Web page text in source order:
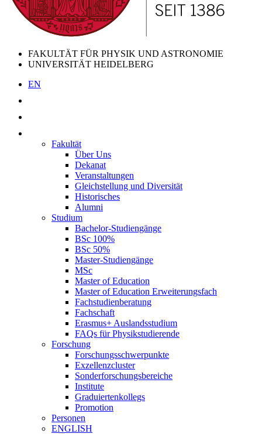
FAKULTÄT FÜR PHYSIK UND ASTRONOMIE
UNIVERSITÄT HEIDELBERG
EN
Fakultät
Über Uns
Dekanat
Veranstaltungen
Gleichstellung und Diversität
Historisches
Alumni
Studium
Bachelor-Studiengänge
BSc 100%
BSc 50%
Master-Studiengänge
MSc
Master of Education
Master of Education Erweiterungsfach
Fachstudienberatung
Fachschaft
Erasmus+ Auslandsstudium
FAQs für Physikstudierende
Forschung
Forschungsschwerpunkte
Exzellenzcluster
Sonderforschungsbereiche
Institute
Graduiertenkollegs
Promotion
Personen
ENGLISH